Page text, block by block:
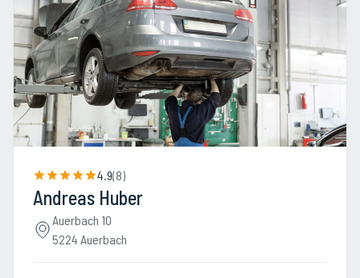
4.9(8)
Andreas Huber
Auerbach 10
5224 Auerbach